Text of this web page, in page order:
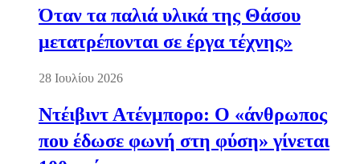
Όταν τα παλιά υλικά της Θάσου
μετατρέπονται σε έργα τέχνης»
28 Ιουλίου 2026
Ντέιβιντ Ατένμπορο: Ο «άνθρωπος
που έδωσε φωνή στη φύση» γίνεται